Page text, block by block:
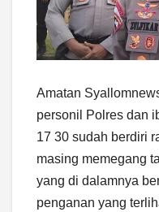
Amatan
personil Polres dan
17 30 sudah berdiri
masing memegang
yang di dalamnya
penganan yang